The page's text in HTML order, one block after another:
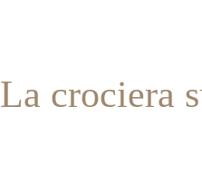
La crociera